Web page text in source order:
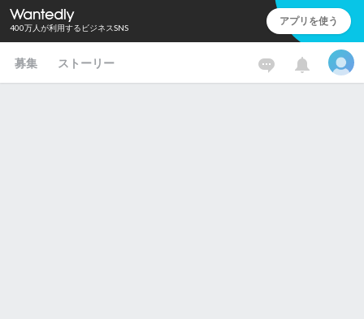
400万人が利用するビジネスSNS アプリを使う
募集 ストーリー